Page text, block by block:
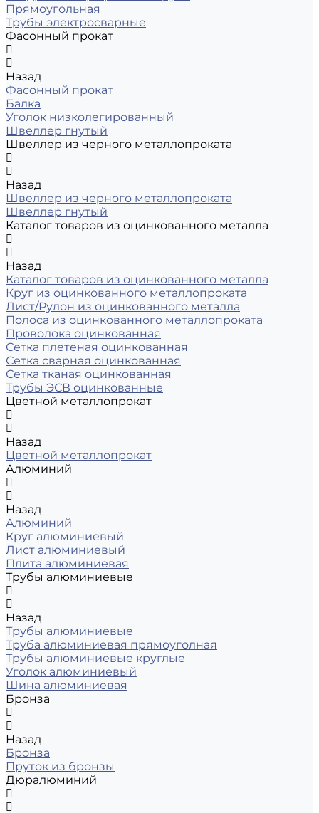
Прямоугольная
Трубы электросварные
Фасонный прокат
Назад
Фасонный прокат
Балка
Уголок низколегированный
Швеллер гнутый
Швеллер из черного металлопроката
Назад
Швеллер из черного металлопроката
Швеллер гнутый
Каталог товаров из оцинкованного металла
Назад
Каталог товаров из оцинкованного металла
Круг из оцинкованного металлопроката
Лист/Рулон из оцинкованного металла
Полоса из оцинкованного металлопроката
Проволока оцинкованная
Сетка плетеная оцинкованная
Сетка сварная оцинкованная
Сетка тканая оцинкованная
Трубы ЭСВ оцинкованные
Цветной металлопрокат
Назад
Цветной металлопрокат
Алюминий
Назад
Алюминий
Круг алюминиевый
Лист алюминиевый
Плита алюминиевая
Трубы алюминиевые
Назад
Трубы алюминиевые
Труба алюминиевая прямоуголная
Трубы алюминиевые круглые
Уголок алюминиевый
Шина алюминиевая
Бронза
Назад
Бронза
Пруток из бронзы
Дюралюминий